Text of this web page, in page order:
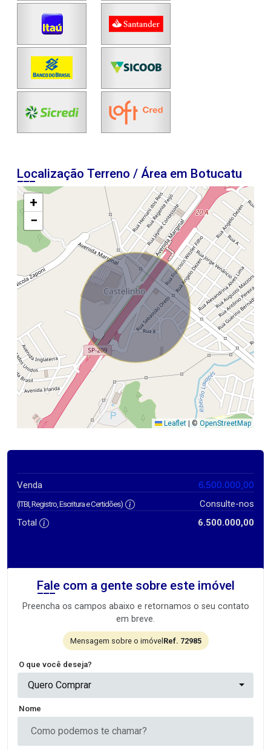
Localização Terreno / Área em Botucatu
+
−
Leaflet © OpenStreetMap
Venda 6.500.000,00
(ITBI, Registro, Escritura e Certidões)
Consulte-nos
Total
6.500.000,00
Fale com a gente sobre este imóvel
Preencha os campos abaixo e retornamos o seu contato
em breve.
Mensagem sobre o imóvel Ref. 72985
O que você deseja?
Quero Comprar
Nome